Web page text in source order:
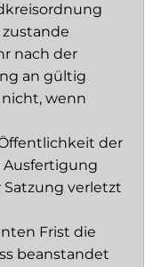
nach der
an gültig
wenn
der
Ausfertigung
verletzt
Frist die
beanstandet